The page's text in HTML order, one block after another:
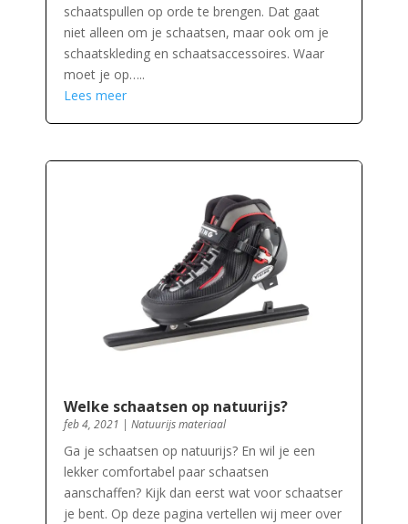
schaatspullen op orde te brengen. Dat gaat
niet alleen om je schaatsen, maar ook om je
schaatskleding en schaatsaccessoires. Waar
moet je op…..
Lees meer
Welke schaatsen op natuurijs?
feb 4, 2021 | Natuurijs materiaal
Ga je schaatsen op natuurijs? En wil je een
lekker comfortabel paar schaatsen
aanschaffen? Kijk dan eerst wat voor schaatser
je bent. Op deze pagina vertellen wij meer over